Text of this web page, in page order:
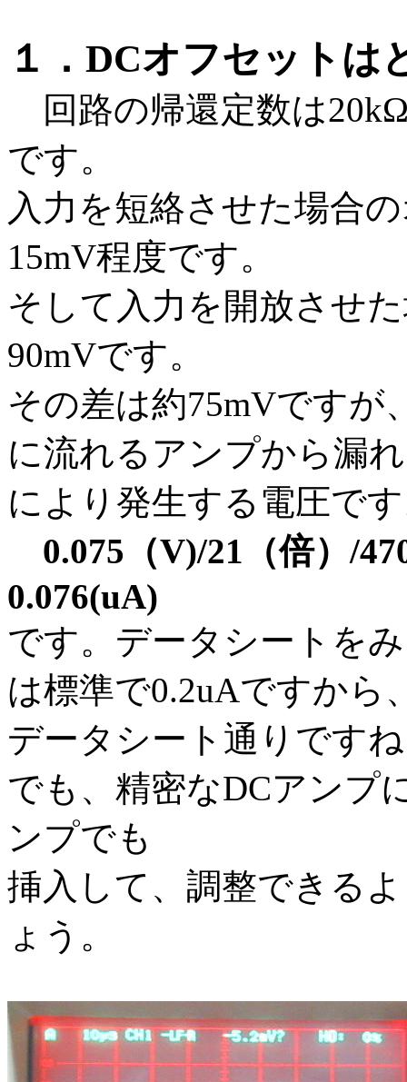
１．DCオフセットは
回路の帰還定数は
です。
入力を短絡させた場合
15mV程度です。
そして入力を開放させ
90mVです。
その差は約75mVですが
に流れるアンプから漏
により発生する電圧で
0.075（V)/21（倍）/
0.076(uA)
です。データシートを
は標準で0.2uAですから
データシート通りです
でも、精密なDCアンプ
ンプでも
挿入して、調整できる
ょう。